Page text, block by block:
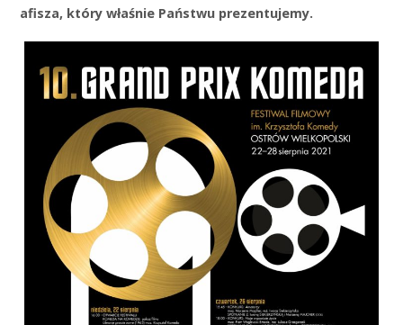
afisza, który właśnie Państwu prezentujemy.